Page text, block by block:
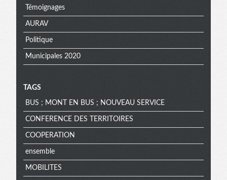
Témoignages
AURAV
Politique
Municipales 2020
TAGS
BUS ; MONT EN BUS ; NOUVEAU SERVICE
CONFERENCE DES TERRITOIRES
COOPERATION
ensemble
MOBILITES